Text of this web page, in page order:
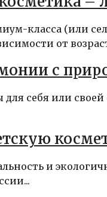
класса (или
от
с
себя или
и